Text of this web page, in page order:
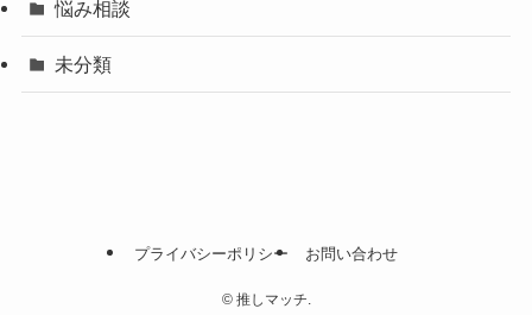
悩み相談
未分類
プライバシーポリシー お問い合わせ
©推しマッチ.